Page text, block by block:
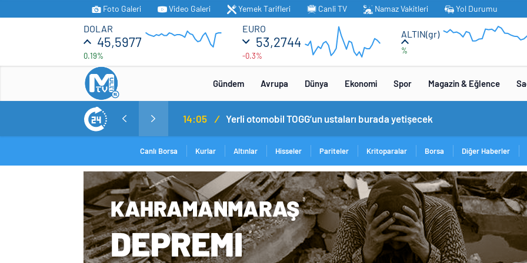
Foto Galeri Video Galeri Yemek Tarifleri Canli TV Namaz Vakitleri Yol Durumu
DOLAR
45,5977
0.19%
EURO
53,2744
-0.3%
ALTIN(gr)
%
Gündem Avrupa Dünya Ekonomi Spor Magazin & Eğlence
MİT’ten Irak’ın kuzeyinde operasyon: Ramazan Güneş Türkiye’ye getirildi 14:05 / Yerli otomobil TOGG’un ustaları burada yetişecek
Canlı Borsa Kurlar Altınlar Hisseler Pariteler Kritoparalar Borsa Diğer Haberler